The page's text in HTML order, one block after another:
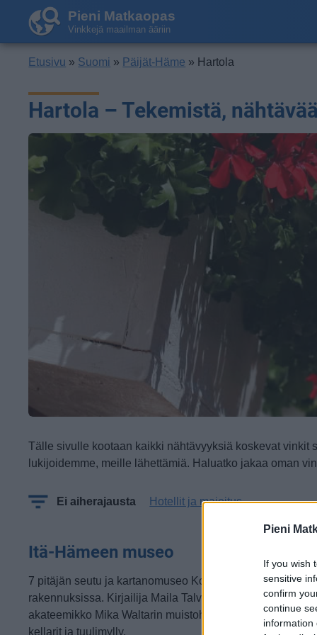
Pieni
If you wish
sensitive
confirm
continue
information
Pieni Matkaopas
Vinkkejä maailman ääriin
Etusivu » Suomi » Päijät-Häme » Hartola
Hartola – Tekemistä,
Tälle sivulle kootaan kaikki nähtävyyksiä koskevat vinkit
lukijoidemme, meille lähettämiä. Haluatko jakaa oman
Ei aiherajausta Hotellit ja majoitus
Itä-Hämeen museo
7 pitäjän seutu ja kartanomuseo Koskipään kartanon
rakennuksissa. Kirjailija Maila Talvion, runoilija Uuno
akateemikko Mika Waltarin muistohuoneet sekä tupa,
kellarit ja tuulimylly.